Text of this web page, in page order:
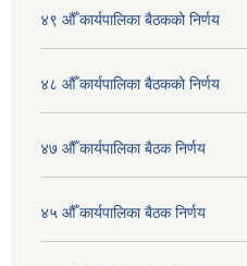
४९ औँ कार्यपालिका बैठकको निर्णय
४८ औँ कार्यपालिका बैठकको निर्णय
४७ औँ कार्यपालिका बैठक निर्णय
४५ औँ कार्यपालिका बैठक निर्णय